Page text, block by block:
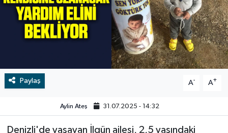
Paylaş A- A+
Aylin Ateş 31.07.2025 - 14:32
Denizli'de yaşayan İlgün ailesi, 2,5 yaşındaki
Dünya
İletişim
SPOR